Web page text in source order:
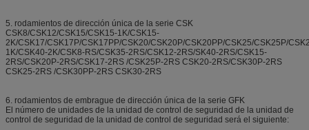
5. rodamientos de dirección única de la serie CSK
CSK8/CSK12/CSK15/CSK15-1K/CSK15-
2K/CSK17/CSK17P/CSK17PP/CSK20/CSK20P/CSK20PP/CSK25/CSK25P/
1K/CSK40-2K/CSK8-RS/CSK35-2RS/CSK12-2RS/SK40-2RS/CSK15-
2RS/CSK20P-2RS/CSK17-2RS /CSK25P-2RS CSK20-2RS/CSK30P-2RS
CSK25-2RS /CSK30PP-2RS CSK30-2RS
6. rodamientos de embrague de dirección única de la serie GFK
El número de unidades de la unidad de control de seguridad de la unidad de
control de seguridad de la unidad de control de seguridad será el siguiente: